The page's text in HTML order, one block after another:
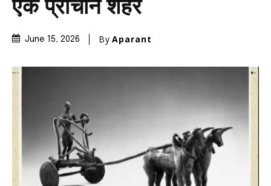
एक प्राचीन शहर
June 15, 2026 By Aparant